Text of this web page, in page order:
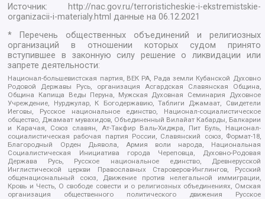
Источник:
http://nac.gov.ru/terroristicheskie-i-ekstremistskie-
organizacii-i-materialy.html данные на06.12.2021
* Перечень общественных объединений и религиозных
организаций в отношении которых судом принято
вступившее в законную силу решение о ликвидации или
запрете деятельности:
Национал-большевистская партия, ВЕК РА, Рада земли Кубанской Духовно
Родовой Державы Русь, организация Асгардская Славянская Община,
Община Капища Веды Перуна, Мужская Духовная Семинария Духовное
Учреждение, Нурджулар, К Богодержавию, Таблиги Джамаат, Свидетели
Иеговы, Русское национальное единство, Национал-социалистическое
общество, Джамаат мувахидов, Объединенный Вилайат Кабарды, Балкарии
и Карачая, Союз славян, Ат-Такфир Валь-Хиджра, Пит Буль, Национал-
социалистическая рабочая партия России, Славянский союз, Формат-18,
Благородный Орден Дьявола, Армия воли народа, Национальная
Социалистическая Инициатива города Череповца, Духовно-Родовая
Держава Русь, Русское национальное единство, Древнерусской
Инглистической церкви Православных Староверов-Инглингов, Русский
общенациональный союз, Движение против нелегальной иммиграции,
Кровь и Честь, О свободе совести и о религиозных объединениях, Омская
организация общественного политического движения Русское